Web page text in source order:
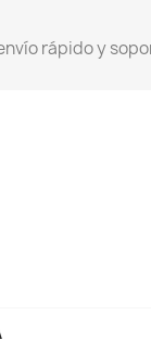
rápido y